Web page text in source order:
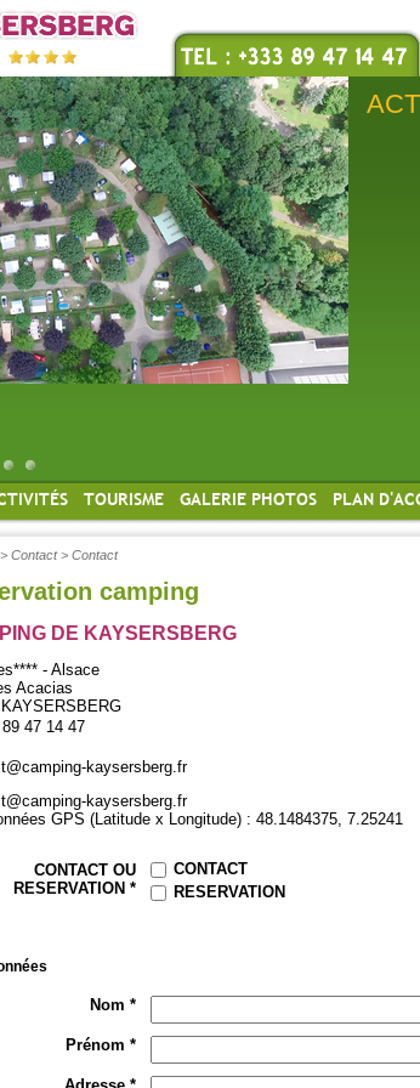
TOURISME GALERIE PHOTOS PLAN
Contact> Contact
camping
DE KAYSERSBERG
- Alsace
Acacias
47 14 47
kaysersberg.fr
kaysersberg.fr
GPS (Latitude x Longitude) : 48.1484375, 7.25241
CONTACT OU
RESERVATION *
CONTACT
RESERVATION
Nom *
Prénom *